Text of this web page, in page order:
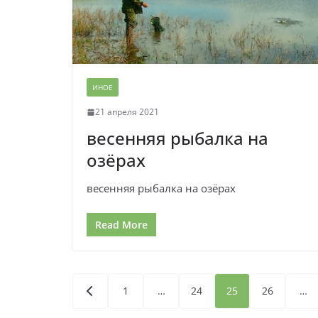
ИНОЕ
21 апреля 2021
весенняя рыбалка на
озёрах
весенняя рыбалка на озёрах
Read More
Пагинация
1 … 24 25 26 …